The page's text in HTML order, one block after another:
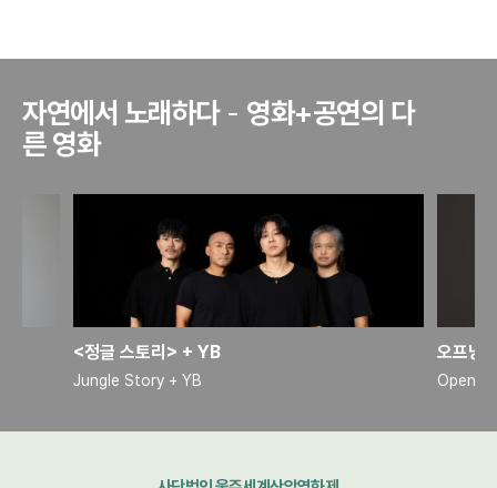
자연에서 노래하다- 영화+공연의 다
른 영화
<정글 스토리> + YB
Jungle Story + YB
오프닝